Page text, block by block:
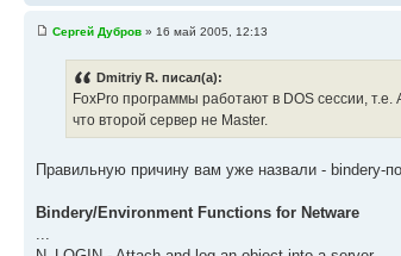
Сергей Дубров » 16 май 2005, 12:13
Dmitriy R. писал(а):
FoxPro программы работают в DOS сессии,
что второй сервер не Master.
Правильную причину вам уже назвали - bindery-
Bindery/Environment Functions for Netware